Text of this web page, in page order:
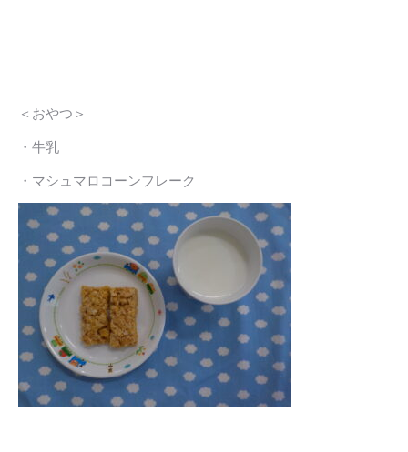
＜おやつ＞
・牛乳
・マシュマロコーンフレーク